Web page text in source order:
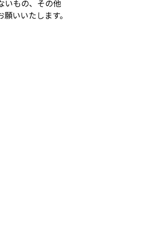
いもの、その他
いいたします。